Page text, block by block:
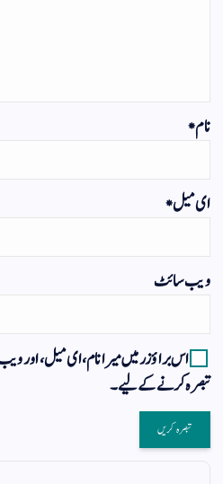
نام*
ای میل*
ویب‌ سائٹ
اس براؤزر میں میرا نام، ای میل، اور
تبصرہ کرنے کےلیے۔